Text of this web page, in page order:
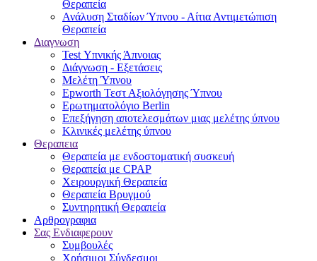
Θεραπεία
Ανάλυση Σταδίων Ύπνου - Αίτια Αντιμετώπιση
Θεραπεία
Διαγνωση
Test Υπνικής Άπνοιας
Διάγνωση - Εξετάσεις
Μελέτη Ύπνου
Epworth Τεστ Αξιολόγησης Ύπνου
Ερωτηματολόγιο Berlin
Επεξήγηση αποτελεσμάτων μιας μελέτης ύπνου
Κλινικές μελέτης ύπνου
Θεραπεια
Θεραπεία με ενδοστοματική συσκευή
Θεραπεία με CPAP
Χειρουργική Θεραπεία
Θεραπεία Βρυγμού
Συντηρητική Θεραπεία
Αρθρογραφια
Σας Ενδιαφερουν
Συμβουλές
Χρήσιμοι Σύνδεσμοι